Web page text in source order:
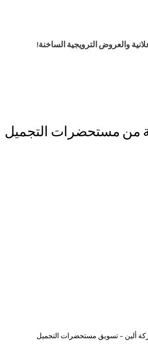
والعروض الترويجية الساخنة!
من مستحضرات التجميل
ألين – تسويق مستحضرات التجميل